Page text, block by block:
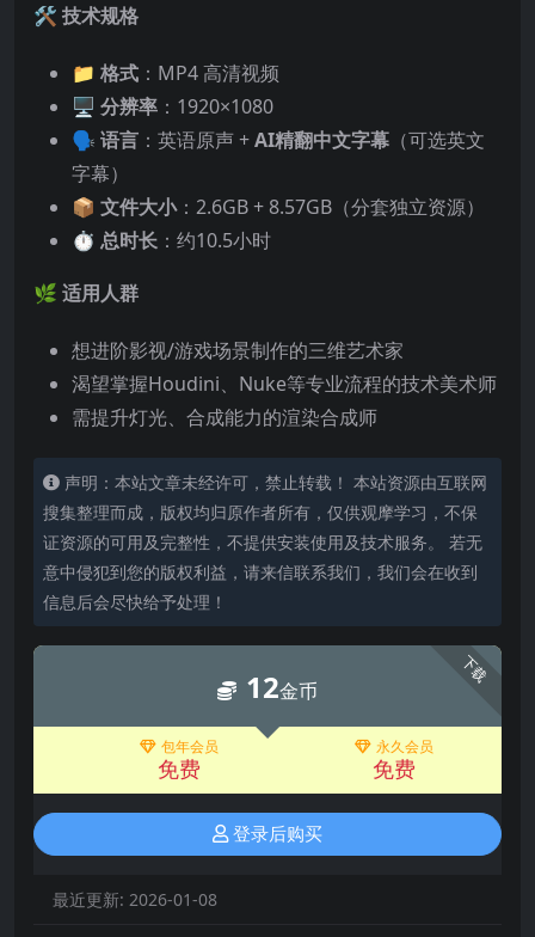
🛠 技术规格
📁 格式 ：MP4 高清视频
🖥 分辨率 ：1920×1080
🗣 语言 ：英语原声 +AI精翻中文字幕 （可选英文
字幕）
📦 文件大小：2.6GB + 8.57GB（分套独立资源）
⏱ 总时长 ：约10.5小时
🌿 适用人群
想进阶影视/游戏场景制作的三维艺术家
渴望掌握Houdini、Nuke等专业流程的技术美术师
需提升灯光、合成能力的渲染合成师
声明：本站文章未经许可，禁止转载！ 本站资源由互联网
搜集整理而成，版权均归原作者所有，仅供观摩学习，不保
证资源的可用及完整性，不提供安装使用及技术服务。 若无
意中侵犯到您的版权利益，请来信联系我们，我们会在收到
信息后会尽快给予处理！
下载
12金币
包年会员
免费
永久会员
免费
登录后购买
最近更新: 2026-01-08